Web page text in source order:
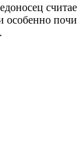
особенно